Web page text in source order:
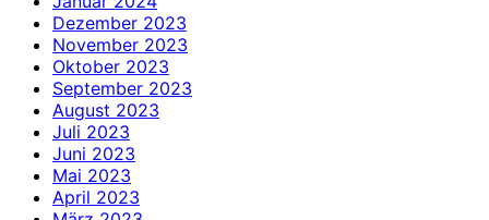
Dezember 2023
November 2023
Oktober 2023
September 2023
August 2023
Juli 2023
Juni 2023
Mai 2023
April 2023